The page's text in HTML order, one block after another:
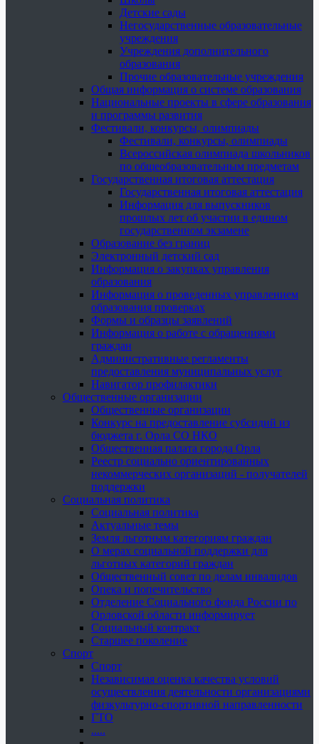
Детские сады
Негосударственные образовательные
учреждения
Учреждения дополнительного
образования
Прочие образовательные учреждения
Общая информация о системе образования
Национальные проекты в сфере образования
и программы развития
Фестивали, конкурсы, олимпиады
Фестивали, конкурсы, олимпиады
Всероссийская олимпиада школьников
по общеобразовательным предметам
Государственная итоговая аттестация
Государственная итоговая аттестация
Информация для выпускников
прошлых лет об участии в едином
государственном экзамене
Образование без границ
Электронный детский сад
Информация о закупках управления
образования
Информация о проведенных управлением
образования проверках
Формы и образцы заявлений
Информация о работе с обращениями
граждан
Административные регламенты
предоставления муниципальных услуг
Навигатор профилактики
Общественные организации
Общественные организации
Конкурс на предоставление субсидий из
бюджета г. Орла СО НКО
Общественная палата города Орла
Реестр социально ориентированных
некоммерческих организаций - получателей
поддержки
Социальная политика
Социальная политика
Актуальные темы
Земля льготным категориям граждан
О мерах социальной поддержки для
льготных категорий граждан
Общественный совет по делам инвалидов
Опека и попечительство
Отделение Социального фонда России по
Орловской области информирует
Социальный контракт
Старшее поколение
Спорт
Спорт
Независимая оценка качества условий
осуществления деятельности организациями
физкультурно-спортивной направленности
ГТО
.....